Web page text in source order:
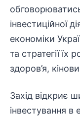
інвестиційної
економіки
та стратегії їх
здоров’я,
Захід відкриє
інвестування в